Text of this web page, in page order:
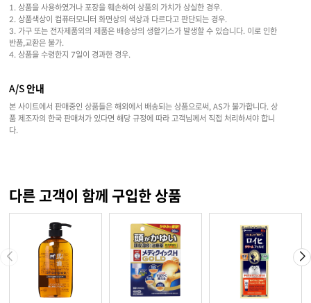
1. 상품을 사용하였거나 포장을 훼손하여 상품의 가치가 상실한 경우.
2. 상품색상이 컴퓨터모니터 화면상의 색상과 다르다고 판단되는 경우.
3. 가구 또는 전자제품외의 제품은 배송상의 생활기스가 발생할 수 있습니다. 이로 인한
반품,교환은 불가.
4. 상품을 수령한지 7일이 경과한 경우.
A/S 안내
본 사이트에서 판매중인 상품들은 해외에서 배송되는 상품으로써, AS가 불가합니다. 상
품 제조자의 한국 판매처가 있다면 해당 규정에 따라 고객님께서 직접 처리하셔야 합니
다.
다른 고객이 함께 구입한 상품